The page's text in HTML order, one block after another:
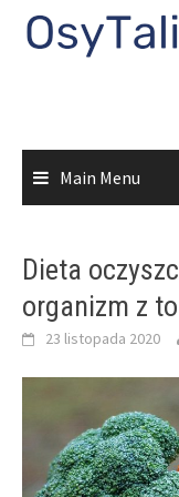
Main Menu
Dieta
organizm z
23 listopada 2020